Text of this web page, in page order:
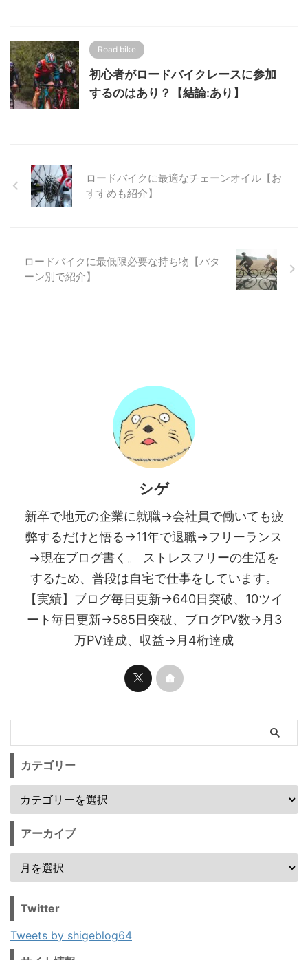
Road bike
初心者がロードバイクレースに参加
するのはあり？【結論:あり】
ロードバイクに最適なチェーンオイル【お
すすめも紹介】
ロードバイクに最低限必要な持ち物【パタ
ーン別で紹介】
シゲ
新卒で地元の企業に就職→会社員で働いても疲
弊するだけと悟る→11年で退職→フリーランス
→現在ブログ書く。 ストレスフリーの生活を
するため、普段は自宅で仕事をしています。
【実績】ブログ毎日更新→640日突破、10ツイ
ート毎日更新→585日突破、ブログPV数→月3
万PV達成、収益→月4桁達成
カテゴリー
アーカイブ
Twitter
Tweets by shigeblog64